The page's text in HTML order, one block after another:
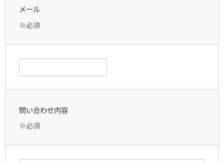
メール
※必須
問い合わせ内容
※必須